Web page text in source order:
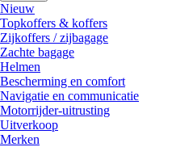
Nieuw
Topkoffers & koffers
Zijkoffers / zijbagage
Zachte bagage
Helmen
Bescherming en comfort
Navigatie en communicatie
Motorrijder-uitrusting
Uitverkoop
Merken